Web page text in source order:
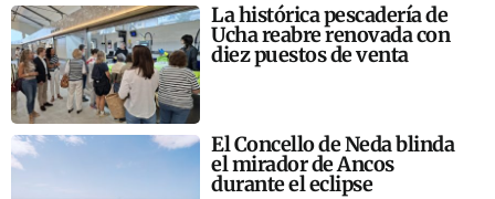
La histórica pescadería de
Ucha reabre renovada con
diez puestos de venta
El Concello de Neda blinda
el mirador de Ancos
durante el eclipse